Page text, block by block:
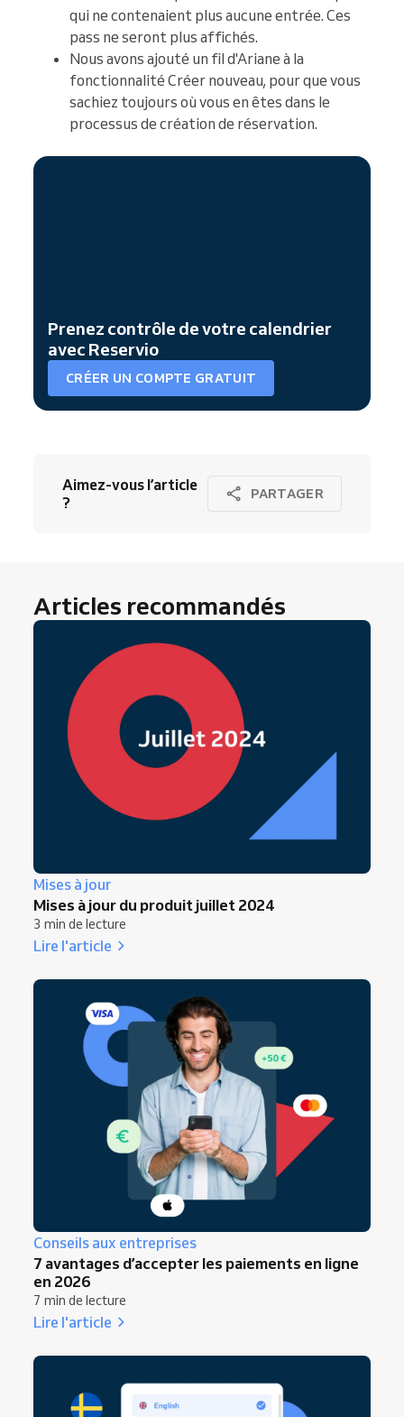
qui ne contenaient plus aucune entrée. Ces
pass ne seront plus affichés.
Nous avons ajouté un fil d'Ariane à la
fonctionnalité Créer nouveau, pour que vous
sachiez toujours où vous en êtes dans le
processus de création de réservation.
Prenez contrôle de votre calendrier
avec Reservio
CRÉER UN COMPTE GRATUIT
Aimez-vous l’article
?
PARTAGER
Articles recommandés
Mises à jour
Mises à jour du produit juillet 2024
3 min de lecture
Lire l'article
Conseils aux entreprises
7 avantages d’accepter les paiements en ligne
en 2026
7 min de lecture
Lire l'article